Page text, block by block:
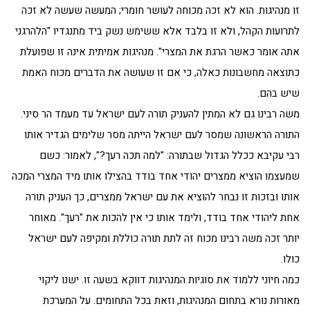
זו מנהיגות. הוא לא זכה מכוחה לעושר חומרי; המעשה שעשה לא זכה
לתרועות הקהל, ולא זו בלבד אלא ששימש נשק ביד מתנגדיו "הלהרגני
אתה אומר כאשר הרגת את המצרי". מנהיגות אמיתית אינה זו שפועלת
כתוצאה מחשבונות כאלה, כי אם זו שעושה את הדברים מכוח האמת
שיש בהם.
משה רבינו גם לא המתין להעניק תורה לעם ישראל עד מעמד הר סיני.
התורה הראשונה שמסר לעם ישראל הייתה מסר שלימים הגדיר אותו
רבי עקיבא ככלל הגדול שבתורה: "למה תכה רעך?", לאמור: כשם
שמעצמו הוציא ממצרים יהודי אחד בודד בהצילו אותו מיד המצרי המכה
אותו ובזכות זו נבחר להוציא את עם ישראל ממצרים, כך העניק תורה
אחת ליהודי אחד בודד, ולימד אותו כי אין להכות את "רעך". מאוחר
יותר זכה משה רבינו מכוח זה לתת תורה כוללת ומקיפה לעם ישראל
כולו.
כמה חיוני ללמוד את סוגיות המנהיגות דווקא בשעה זו. ישנו ליקוי
מאורות נורא בתחום המנהיגות, וזאת בכל התחומים. על המערכת